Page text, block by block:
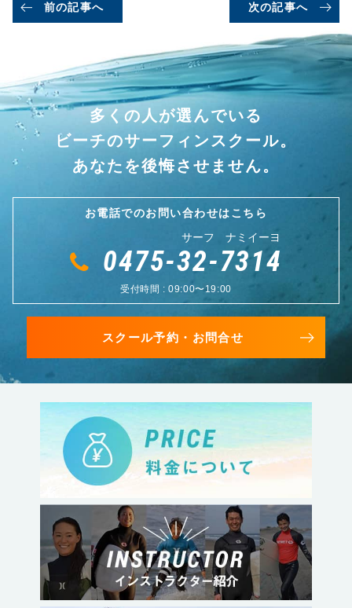
前の記事へ 次の記事へ
多くの人が選んでいる
ビーチのサーフィンスクール。
あなたを後悔させません。
お電話でのお問い合わせはこちら
サーフ ナミイーヨ
0475-32-7314
受付時間 : 09:00〜19:00
スクール予約・お問合せ